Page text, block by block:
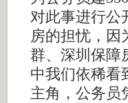
对此事进行公
房的担忧，因
群、深圳保障
中我们依稀看
主角，公务员